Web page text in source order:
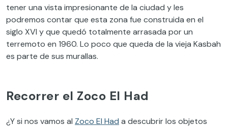
tener una vista impresionante de la ciudad y les
podremos contar que esta zona fue construida en el
siglo XVI y que quedó totalmente arrasada por un
terremoto en 1960. Lo poco que queda de la vieja Kasbah
es parte de sus murallas.
Recorrer el Zoco El Had
¿Y si nos vamos al Zoco El Had a descubrir los objetos